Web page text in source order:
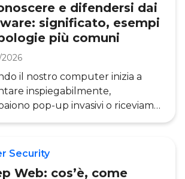
e difendersi dai
significato, esempi
più comuni
il nostro computer inizia a
inspiegabilmente,
pop-up invasivi o riceviamo
sospette, potremmo essere di
insidiosa: i malware. Questi
Security
Web: cos’è, come